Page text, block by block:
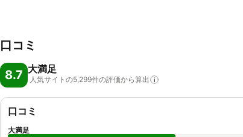
口コミ
8.7 大満足
人気サイトの5,299件の評価から算出
口コミ
大満足